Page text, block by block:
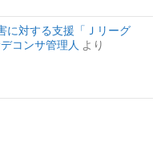
に対する支援「Ｊリーグ
コンサ管理人 より